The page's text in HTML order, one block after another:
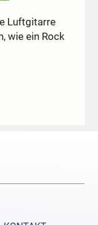
Luftgitarre
wie ein Rock